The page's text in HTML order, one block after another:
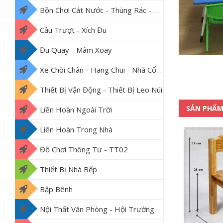
Bồn Chơi Cát Nước - Thùng Rác - Thảm Lót Nền
Cầu Trượt - Xích Đu
Đu Quay - Mâm Xoay
Xe Chòi Chân - Hang Chui - Nhà Cổ Tích
Thiết Bị Vận Động - Thiết Bị Leo Núi
Liên Hoàn Ngoài Trời
Liên Hoàn Trong Nhà
Đồ Chơi Thông Tư - TT02
Thiết Bị Nhà Bếp
Bập Bênh
Nội Thất Văn Phòng - Hội Trường
SẢN